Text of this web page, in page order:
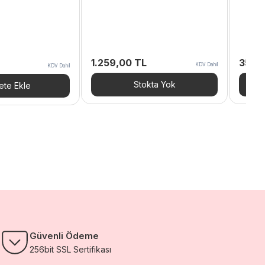
TL.
KDV Dahil
Ekle
1.259,00 TL KDV Dahil
Stokta Yok
Güvenli Ödeme
256bit SSL Sertifikası